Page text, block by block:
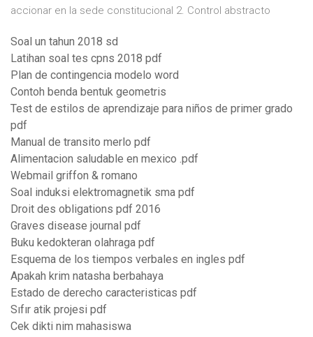
accionar en la sede constitucional 2. Control abstracto
Soal un tahun 2018 sd
Latihan soal tes cpns 2018 pdf
Plan de contingencia modelo word
Contoh benda bentuk geometris
Test de estilos de aprendizaje para niños de primer grado
pdf
Manual de transito merlo pdf
Alimentacion saludable en mexico .pdf
Webmail griffon & romano
Soal induksi elektromagnetik sma pdf
Droit des obligations pdf 2016
Graves disease journal pdf
Buku kedokteran olahraga pdf
Esquema de los tiempos verbales en ingles pdf
Apakah krim natasha berbahaya
Estado de derecho caracteristicas pdf
Sıfır atik projesi pdf
Cek dikti nim mahasiswa